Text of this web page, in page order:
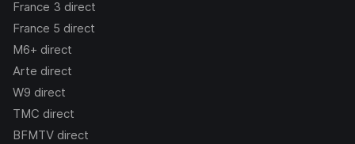
France 3 direct
France 5 direct
M6+ direct
Arte direct
W9 direct
TMC direct
BFMTV direct